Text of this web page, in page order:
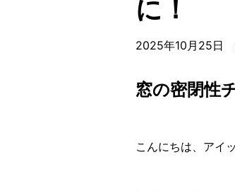
に！
2025年10月25日
窓の密閉性
こんにちは、アイ